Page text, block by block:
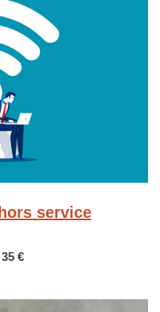
service
€